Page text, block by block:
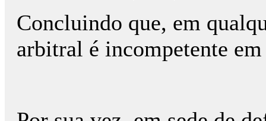
Concluindo que, em
arbitral é incompetente